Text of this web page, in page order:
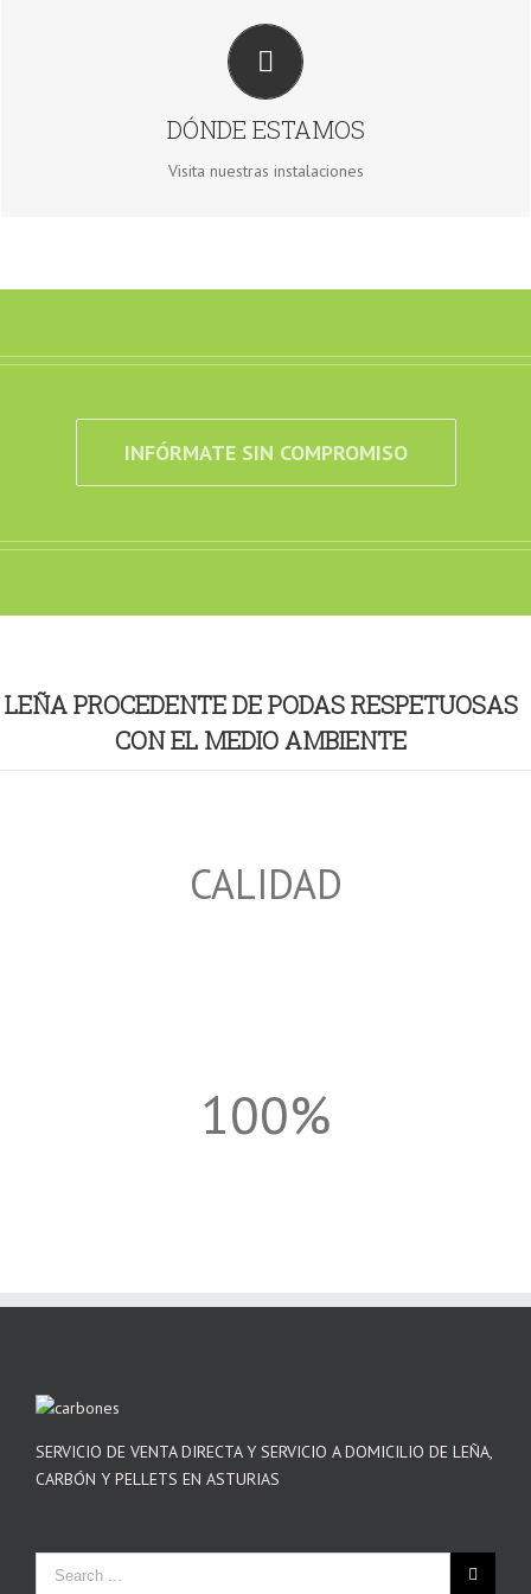
DÓNDE ESTAMOS
Visita nuestras instalaciones
ENCUÉNTRANOS EN
Polígono El Sutu, 29
(enfrente Citröen)
Pola de Laviana
Asturias
INFÓRMATE SIN COMPROMISO
LEÑA PROCEDENTE DE PODAS RESPETUOSAS
CON EL MEDIO AMBIENTE
CALIDAD
100%
SERVICIO DE VENTA DIRECTA Y SERVICIO A DOMICILIO DE LEÑA,
CARBÓN Y PELLETS EN ASTURIAS